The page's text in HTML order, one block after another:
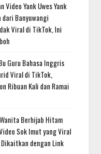
Video Yank Uwes Yank
dari Banyuwangi
Viral di TikTok, Ini
Guru Bahasa Inggris
Viral di TikTok,
Ribuan Kali dan Ramai
Berhijab Hitam
Sok Imut yang Viral
dengan Link